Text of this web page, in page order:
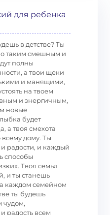
для ребенка
в детстве? Ты
таким смешным и
полны
а твои щеки
и манящими,
на твоем
и энергичным,
новые
будет
а твоя смехота
всему дому. Ты
радости, и каждый
способы
Твоя семья
и ты станешь
каждом семейном
ты будешь
чудом,
радость всем